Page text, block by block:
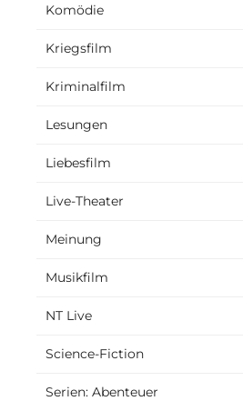
Komödie
Kriegsfilm
Kriminalfilm
Lesungen
Liebesfilm
Live-Theater
Meinung
Musikfilm
NT Live
Science-Fiction
Serien: Abenteuer